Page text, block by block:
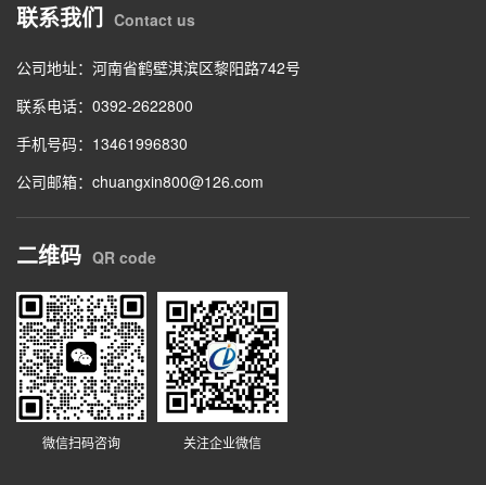
联系我们 Contact us
公司地址：河南省鹤壁淇滨区黎阳路742号
联系电话：0392-2622800
手机号码：13461996830
公司邮箱：chuangxin800@126.com
二维码 QR code
微信扫码咨询 关注企业微信